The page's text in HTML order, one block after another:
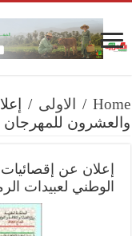
Home
/ الاولى /
والعشرون للمهرجان
إعلان عن
الوطني لعبيدات الرما